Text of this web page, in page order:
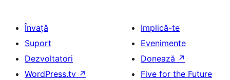
Învață
Suport
Dezvoltatori
WordPress.tv ↗
Implică-te
Evenimente
Donează ↗
Five for the Future